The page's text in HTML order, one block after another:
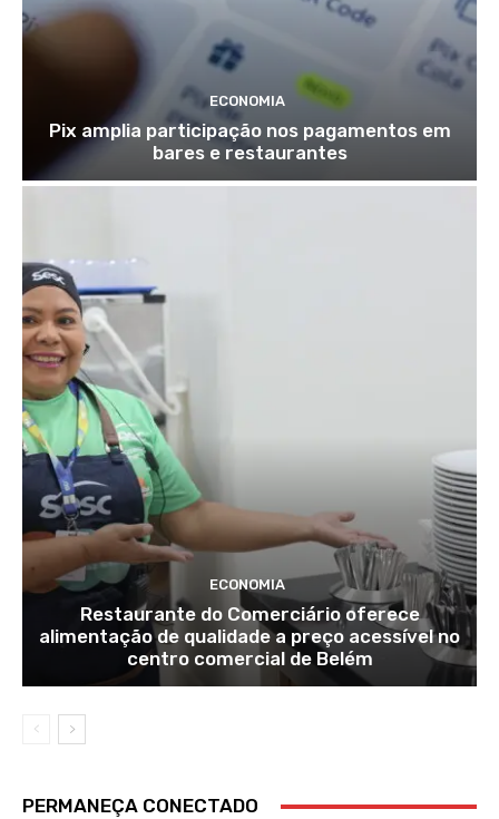
ECONOMIA
Pix amplia participação nos pagamentos em
bares e restaurantes
ECONOMIA
Restaurante do Comerciário oferece
alimentação de qualidade a preço acessível no
centro comercial de Belém
PERMANEÇA CONECTADO